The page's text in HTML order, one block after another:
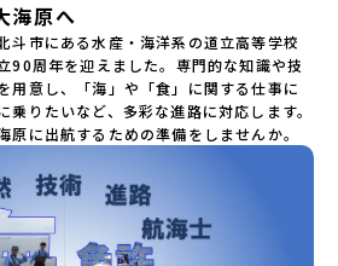
海原へ
斗市にある水産・海洋系の道立高等学校
90周年を迎えました。専門的な知識や技
用意し、「海」や「食」に関する仕事に
乗りたいなど、多彩な進路に対応します。
原に出航するための準備をしませんか。